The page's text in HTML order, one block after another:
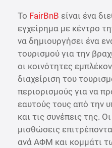
To FairBnB είναι ένα
εγχείρημα με κέντρο
να δημιουργήσει ένα
τουρισμού για την
οι κοινότητες
διαχείριση του
περιορισμούς για να
εαυτούς τους από την
και τις συνέπεις της.
μισθώσεις
ανά ΑΦΜ και κομμάτι